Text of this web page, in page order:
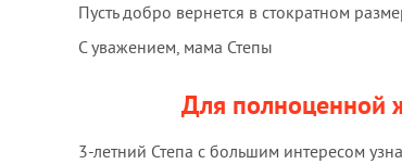
Пусть добро вернется в стократном
С уважением, мама Степы
Для полноценной
3-летний Степа с большим интересом